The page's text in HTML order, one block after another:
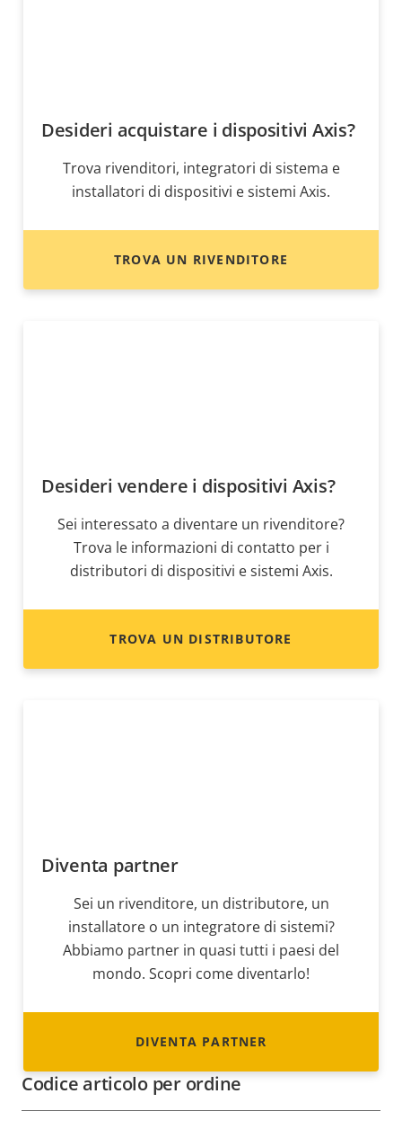
Desideri acquistare i dispositivi Axis?
Trova rivenditori, integratori di sistema e
installatori di dispositivi e sistemi Axis.
TROVA UN RIVENDITORE
Desideri vendere i dispositivi Axis?
Sei interessato a diventare un rivenditore?
Trova le informazioni di contatto per i
distributori di dispositivi e sistemi Axis.
TROVA UN DISTRIBUTORE
Diventa partner
Sei un rivenditore, un distributore, un
installatore o un integratore di sistemi?
Abbiamo partner in quasi tutti i paesi del
mondo. Scopri come diventarlo!
DIVENTA PARTNER
Codice articolo per ordine